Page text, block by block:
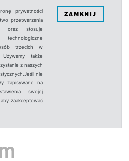
prywatności
przetwarzania
oraz stosuje
technologiczne
trzecich w
Używamy także
z naszych
nie
zapisywane na
swojej
zaakceptować
ZAMKNIJ